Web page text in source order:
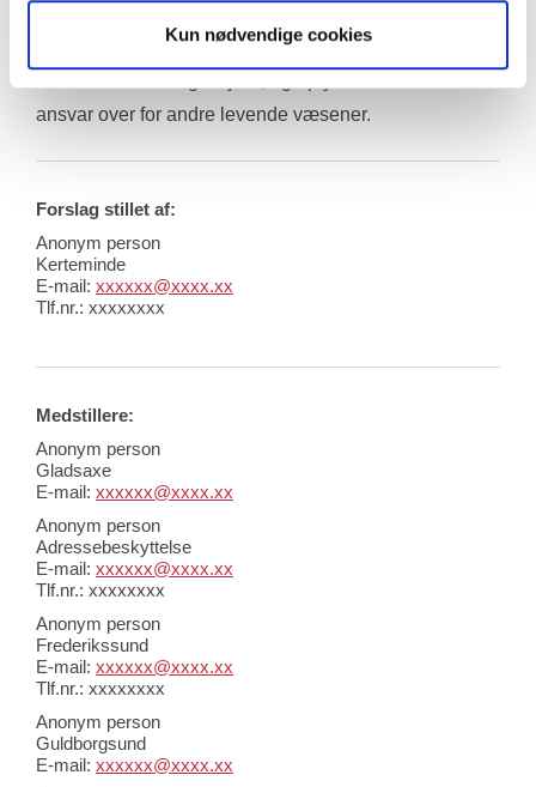
Kun nødvendige cookies
nødvendigt for at sikre dyrevelfærd, beskytte
ansvar over for andre levende væsener.
Forslag stillet af:
Anonym person
Kerteminde
E-mail: xxxxxx@xxxx.xx
Tlf.nr.: xxxxxxxx
Medstillere:
Anonym person
Gladsaxe
E-mail: xxxxxx@xxxx.xx
Anonym person
Adressebeskyttelse
E-mail: xxxxxx@xxxx.xx
Tlf.nr.: xxxxxxxx
Anonym person
Frederikssund
E-mail: xxxxxx@xxxx.xx
Tlf.nr.: xxxxxxxx
Anonym person
Guldborgsund
E-mail: xxxxxx@xxxx.xx